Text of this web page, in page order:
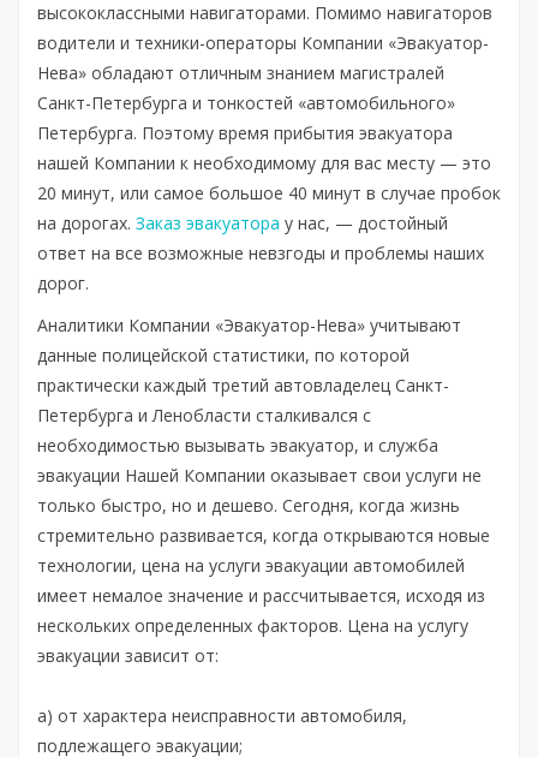
высококлассными навигаторами. Помимо навигаторов
водители и техники-операторы Компании «Эвакуатор-
Нева» обладают отличным знанием магистралей
Санкт-Петербурга и тонкостей «автомобильного»
Петербурга. Поэтому время прибытия эвакуатора
нашей Компании к необходимому для вас месту — это
20 минут, или самое большое 40 минут в случае пробок
на дорогах. Заказ эвакуатора у нас, — достойный
ответ на все возможные невзгоды и проблемы наших
дорог.
Аналитики Компании «Эвакуатор-Нева» учитывают
данные полицейской статистики, по которой
практически каждый третий автовладелец Санкт-
Петербурга и Ленобласти сталкивался с
необходимостью вызывать эвакуатор, и служба
эвакуации Нашей Компании оказывает свои услуги не
только быстро, но и дешево. Сегодня, когда жизнь
стремительно развивается, когда открываются новые
технологии, цена на услуги эвакуации автомобилей
имеет немалое значение и рассчитывается, исходя из
нескольких определенных факторов. Цена на услугу
эвакуации зависит от:
а) от характера неисправности автомобиля,
подлежащего эвакуации;